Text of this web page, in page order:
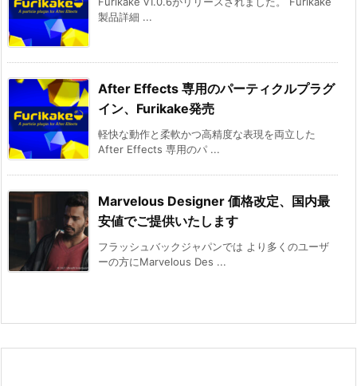
製品詳細 ...
After Effects 専用のパーティクルプラグ
イン、Furikake発売
軽快な動作と柔軟かつ高精度な表現を両立した
After Effects 専用のパ ...
Marvelous Designer 価格改定、国内最
安値でご提供いたします
フラッシュバックジャパンでは より多くのユーザ
ーの方にMarvelous Des ...